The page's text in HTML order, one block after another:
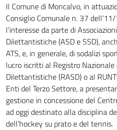
Il Comune di Moncalvo, in
Consiglio Comunale n. 37
l’interesse da parte di
Dilettantistiche (ASD e SSD),
ATS, e, in generale, di sodalizi
lucro iscritti al Registro
Dilettantistiche (RASD) o al
Enti del Terzo Settore, a
gestione in concessione del
ad oggi destinato alla disciplina
dell’hockey su prato e del tennis.